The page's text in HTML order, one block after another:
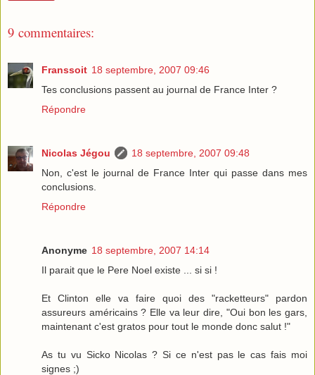
9 commentaires:
Franssoit 18 septembre, 2007 09:46
Tes conclusions passent au journal de France Inter ?
Répondre
Nicolas Jégou
18 septembre, 2007 09:48
Non, c'est le journal de France Inter qui passe dans mes
conclusions.
Répondre
Anonyme 18 septembre, 2007 14:14
Il parait que le Pere Noel existe ... si si !
Et Clinton elle va faire quoi des "racketteurs" pardon
assureurs américains ? Elle va leur dire, "Oui bon les gars,
maintenant c'est gratos pour tout le monde donc salut !"
As tu vu Sicko Nicolas ? Si ce n'est pas le cas fais moi
signes ;)